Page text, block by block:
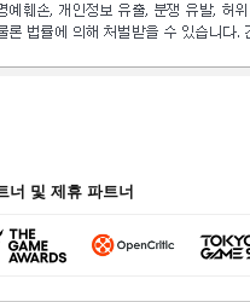
너 및 제휴 파트너